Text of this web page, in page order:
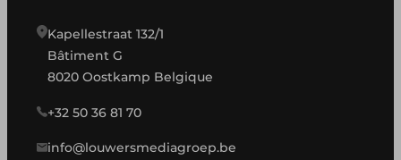
Kapellestraat 132/1
Bâtiment G
8020 Oostkamp Belgique
+32 50 36 81 70
info@louwersmediagroep.be